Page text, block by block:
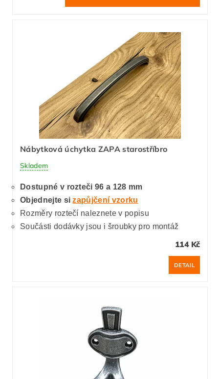
Nábytková úchytka ZAPA starostříbro
Skladem
Dostupné v rozteči 96 a 128 mm
Objednejte sizapůjčení vzorku
Rozměry roztečí naleznete v popisu
Součásti dodávky jsou i šroubky pro montáž
114 Kč
DETAIL